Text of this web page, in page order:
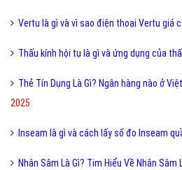
Vertu là gì và vì sao điện thoại Vertu giá
Thấu kính hội tụ là gì và ứng dụng của
Thẻ Tín Dụng Là Gì? Ngân hàng nào ở
2025
Inseam là gì và cách lấy số đo Inseam
Nhân Sâm Là Gì? Tim Hiểu Về Nhân Sâm